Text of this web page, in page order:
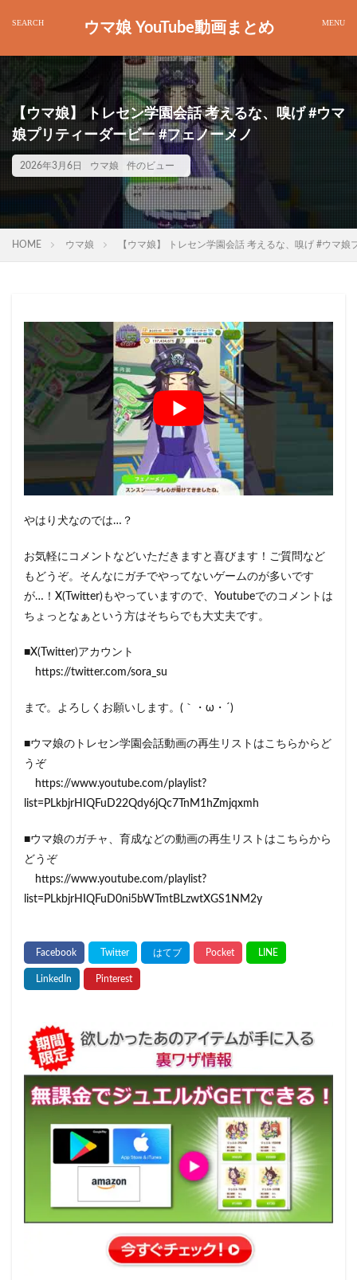
ウマ娘 YouTube動画まとめ
【ウマ娘】 トレセン学園会話 考えるな、嗅げ #ウマ
娘プリティーダービー #フェノーメノ
2026年3月6日 ウマ娘 件のビュー
HOME ウマ娘 【ウマ娘】 トレセン学園会話 考えるな、嗅げ #ウマ
やはり犬なのでは…？
お気軽にコメントなどいただきますと喜びます！ご質問など
もどうぞ。そんなにガチでやってないゲームのが多いです
が…！X(Twitter)もやっていますので、Youtubeでのコメントは
ちょっとなぁという方はそちらでも大丈夫です。
■X(Twitter)アカウント
https://twitter.com/sora_su
まで。よろしくお願いします。(｀・ω・´)
■ウマ娘のトレセン学園会話動画の再生リストはこちらからど
うぞ
https://www.youtube.com/playlist?
list=PLkbjrHIQFuD22Qdy6jQc7TnM1hZmjqxmh
■ウマ娘のガチャ、育成などの動画の再生リストはこちらから
どうぞ
https://www.youtube.com/playlist?
list=PLkbjrHIQFuD0ni5bWTmtBLzwtXGS1NM2y